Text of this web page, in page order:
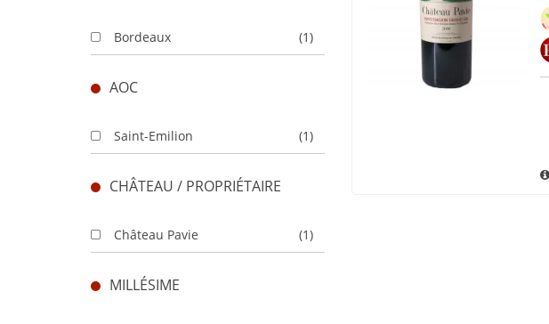
Bordeaux (1)
AOC
Saint-Emilion (1)
CHÂTEAU / PROPRIÉTAIRE
Château Pavie (1)
MILLÉSIME